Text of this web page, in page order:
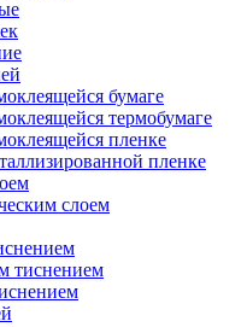
бумаге
термобумаге
пленке
пленке
слоем
тиснением